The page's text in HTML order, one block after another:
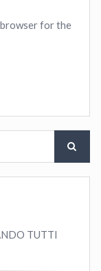
browser for the
TUTTI